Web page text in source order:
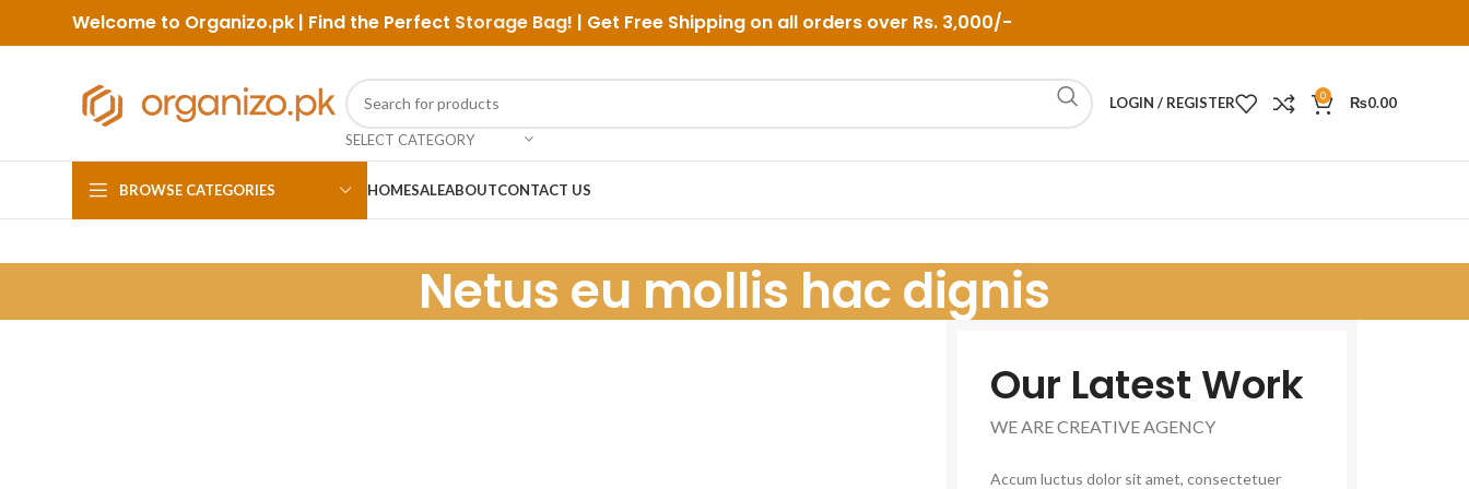
Welcome to Organizo.pk | Find the Perfect Storage Bag! | Get Free Shipping on all orders over Rs. 3,000/-
SELECT CATEGORY
LOGIN / REGISTER 0 ₨0.00
BROWSE CATEGORIES HOMESALEABOUTCONTACT US
Netus eu mollis hac dignis
Our Latest Work
WE ARE CREATIVE AGENCY
Accum luctus dolor sit amet, consectetuer